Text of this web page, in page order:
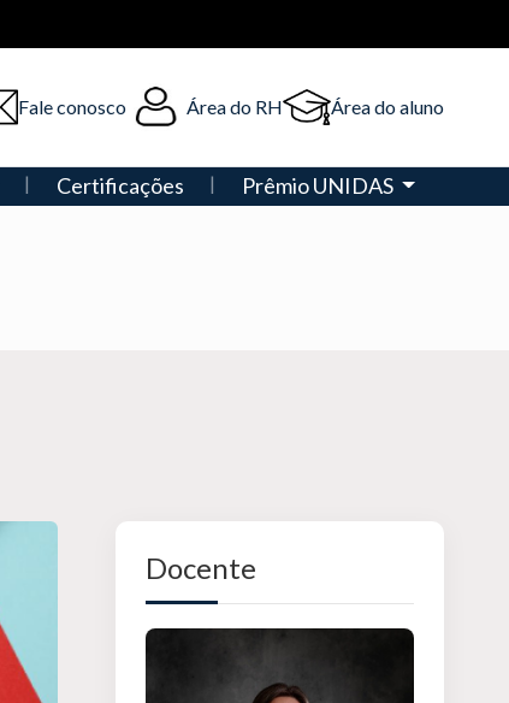
Fale conosco Área do RH Área do aluno
Certificações Prêmio UNIDAS
Docente